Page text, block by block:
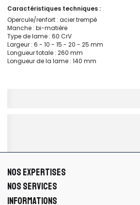
Caractéristiques techniques :
Opercule/renfort : acier trempé
Manche : bi-matière
Type de lame : 60 CrV
Largeur : 6 - 10 - 15 - 20 - 25 mm
Longueur totale : 260 mm
Longueur de la lame : 140 mm
NOS EXPERTISES
NOS SERVICES
INFORMATIONS